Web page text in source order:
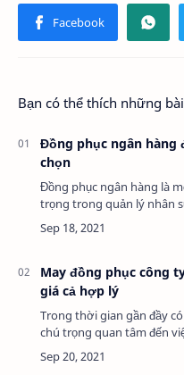
Bạn có thể thích những
Đồng phục ngân hàng
chọn
Đồng phục ngân hàng là
trọng trong quản lý nhân
tất cả kinh doanh các dịch
hàng (bank). Những trang
May đồng phục công
giá cả hợp lý
Trong thời gian gần đầy
chú trọng quan tâm đến
đồng phục công ty cho
thị trường đồng phục. Là